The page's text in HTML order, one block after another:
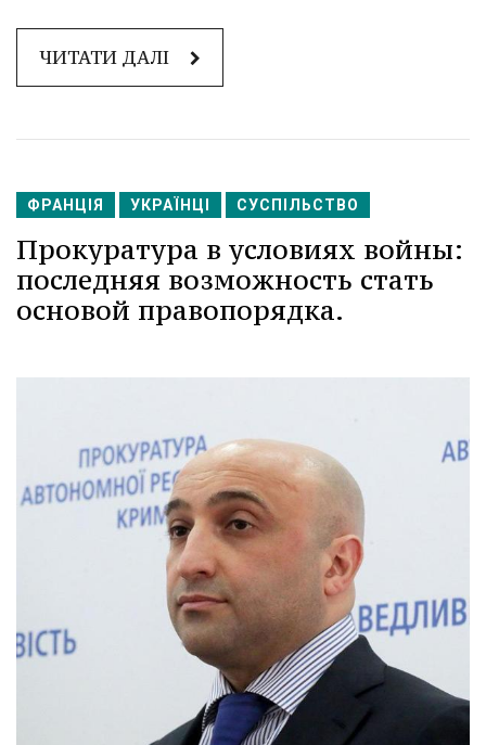
ЧИТАТИ ДАЛІ
ФРАНЦІЯ УКРАЇНЦІ СУСПІЛЬСТВО
Прокуратура в условиях войны:
последняя возможность стать
основой правопорядка.